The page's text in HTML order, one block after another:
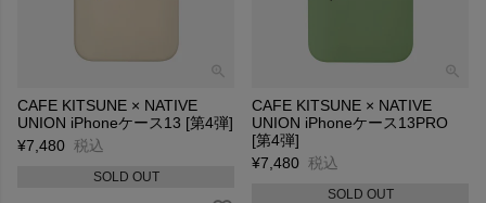
CAFE KITSUNE × NATIVE
UNION iPhoneケース13 [第4弾]
¥7,480 税込
SOLD OUT
CAFE KITSUNE × NATIVE
UNION iPhoneケース13PRO
[第4弾]
¥7,480 税込
SOLD OUT